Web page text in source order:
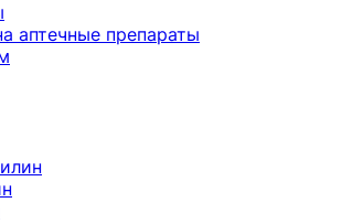
аптечные препараты